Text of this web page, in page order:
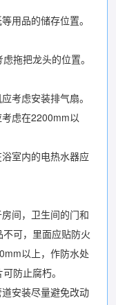
用品的储存位置。
拖把龙头的位置。
考虑安装排气扇。
虑在2200mm以
室内的电热水器应
间，卫生间的门和
可，里面应贴防火
以上，作防水处
防止腐朽。
安装尽量避免改动